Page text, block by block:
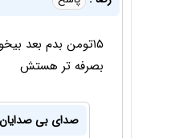
بصرفه تر هستش
صدای بی